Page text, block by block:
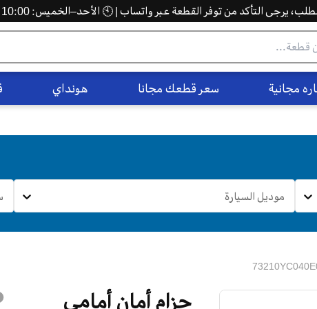
يرجى التأكد من توفر القطعة عبر واتساب | 🕙 الأحد–الخميس: 10:00 ص – 5:00 م
مجانية سعر قطعك مجانا هونداي
موديل السيارة
حزام أمان أمامي